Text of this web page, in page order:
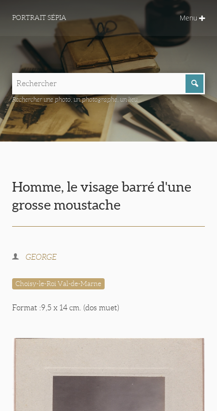
PORTRAIT SÉPIA Menu
Rechercher une photo, un photographe, un lieu...
Homme, le visage barré d'une
grosse moustache
GEORGE
Choisy-le-Roi Val-de-Marne
Format :9,5 x 14 cm. (dos muet)